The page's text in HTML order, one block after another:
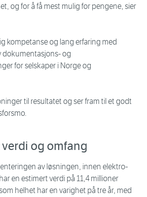
og for å få mest mulig for pengene, sier
kompetanse og lang erfaring med
dokumentasjons- og
for selskaper i Norge og
til resultatet og ser fram til et godt
og omfang
av løsningen, innen elektro-
en estimert verdi på 11,4 millioner
helhet har en varighet på tre år, med